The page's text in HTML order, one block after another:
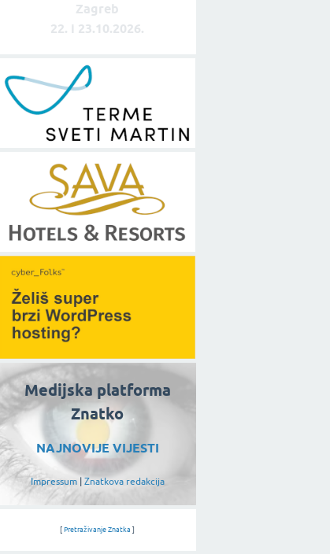
Zagreb
22. i 23.10.2026.
Medijska platforma
Znatko
NAJNOVIJE VIJESTI
Impressum| Znatkova redakcija
[ Pretraživanje Znatka ]